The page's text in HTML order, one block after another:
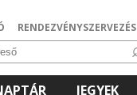
RENDEZVÉNYSZERVEZÉS
JEGYEK